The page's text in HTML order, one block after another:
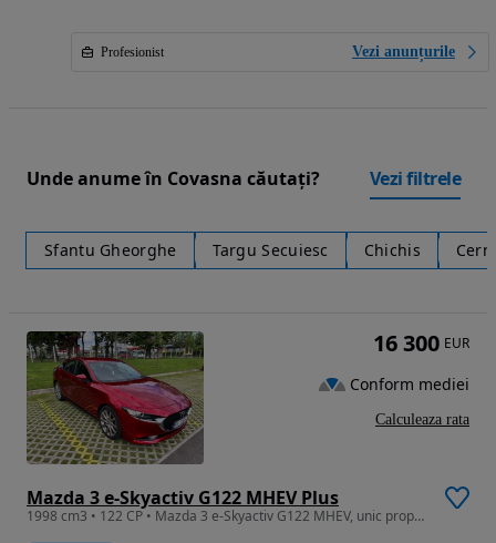
Profesionist Vezi anunțurile
Unde anume în Covasna căutați? Vezi filtrele
Sfantu Gheorghe Targu Secuiesc Chichis
Mazda 3 e-Skyactiv G122 MHEV Plus
1998 cm3 • 122 CP • Mazda 3 e-Skyactiv G122 MHEV, unic proprietar, înmatriculată în 2020.
16 300 EUR
Conform mediei
Calculeaza rata